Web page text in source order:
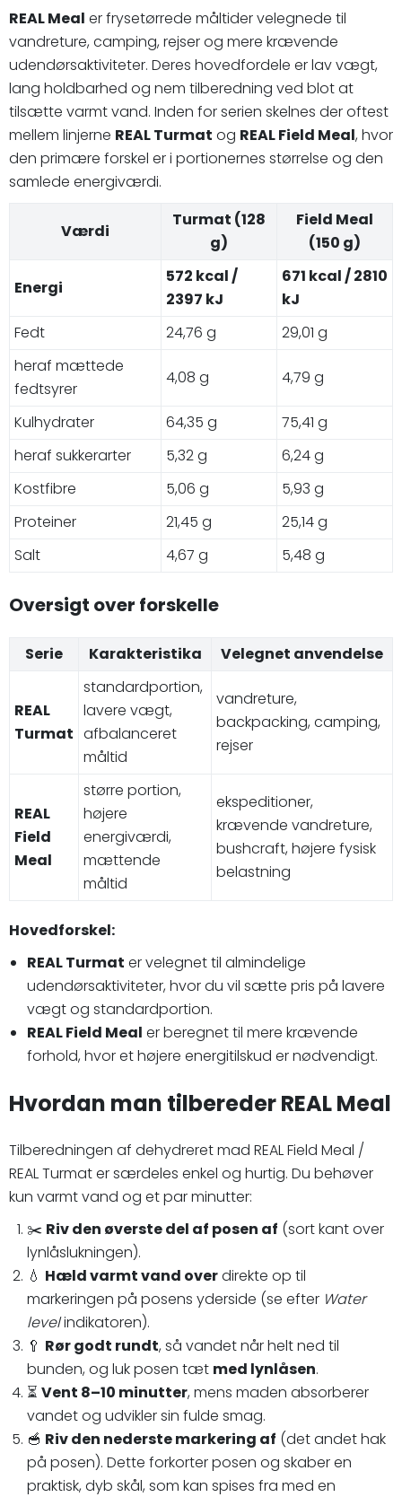
REAL Meal er frysetørrede måltider velegnede til
vandreture, camping, rejser og mere krævende
udendørsaktiviteter. Deres hovedfordele er lav vægt,
lang holdbarhed og nem tilberedning ved blot at
tilsætte varmt vand. Inden for serien skelnes der oftest
mellem linjerne REAL Turmat og REAL Field Meal, hvor
den primære forskel er i portionernes størrelse og den
samlede energiværdi.
Værdi
Turmat (128
g)
Field Meal
(150 g)
Energi
572 kcal /
2397 kJ
671 kcal / 2810
kJ
Fedt
24,76 g
29,01 g
heraf mættede
fedtsyrer
4,08 g 4,79 g
Kulhydrater 64,35 g
75,41 g
heraf sukkerarter
5,32 g
6,24 g
Kostfibre
5,06 g
5,93 g
Proteiner
21,45 g
25,14 g
Salt
4,67 g 5,48 g
Oversigt over forskelle
Serie Karakteristika Velegnet anvendelse
REAL
Turmat
standardportion,
lavere vægt,
afbalanceret
måltid
vandreture,
backpacking, camping,
rejser
REAL
Field
Meal
større portion,
højere
energiværdi,
mættende
måltid
ekspeditioner,
krævende vandreture,
bushcraft, højere fysisk
belastning
Hovedforskel:
REAL Turmat er velegnet til almindelige
udendørsaktiviteter, hvor du vil sætte pris på lavere
vægt og standardportion.
REAL Field Meal er beregnet til mere krævende
forhold, hvor et højere energitilskud er nødvendigt.
Hvordan man tilbereder REAL Meal
Tilberedningen af dehydreret mad REAL Field Meal /
REAL Turmat er særdeles enkel og hurtig. Du behøver
kun varmt vand og et par minutter:
✂️ Riv den øverste del af posen af (sort kant over
lynlåslukningen).
💧 Hæld varmt vand overdirekte op til
markeringen på posens yderside (se efter Water
levelindikatoren).
🥄 Rør godt rundt, så vandet når helt ned til
bunden, og luk posen tæt med lynlåsen.
⏳ Vent 8–10 minutter, mens maden absorberer
vandet og udvikler sin fulde smag.
🥣 Riv den nederste markering af (det andet hak
på posen). Dette forkorter posen og skaber en
praktisk, dyb skål, som kan spises fra med en